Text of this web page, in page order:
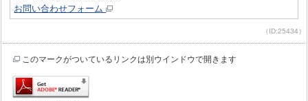
お問い合わせフォーム
（ID:25434）
このマークがついているリンクは別ウインドウで開きます